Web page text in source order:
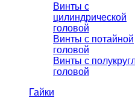
Винты с
цилиндрической
головой
Винты с потайной
головой
Винты с
головой
Гайки